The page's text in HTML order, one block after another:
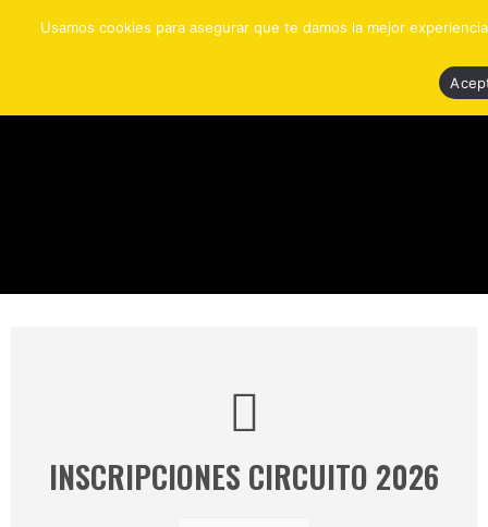
INSCRIPCIONES CIRCUITO 2026
Usamos cookies para asegurar que te damos la mejor